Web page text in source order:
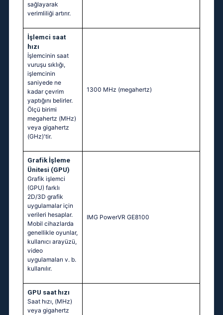
sağlayarak
verimliliği artırır.
İşlemci saat
hızı
İşlemcinin saat
vuruşu sıklığı,
işlemcinin
saniyede ne
kadar çevrim
yaptığını belirler.
Ölçü birimi
megahertz (MHz)
veya gigahertz
(GHz)'tir.
1300 MHz (megahertz)
Grafik İşleme
Ünitesi (GPU)
Grafik işlemci
(GPU) farklı
2D/3D grafik
uygulamalar için
verileri hesaplar.
Mobil cihazlarda
genellikle oyunlar,
kullanıcı arayüzü,
video
uygulamaları v. b.
kullanılır.
IMG PowerVR GE8100
GPU saat hızı
Saat hızı, (MHz)
veya gigahertz